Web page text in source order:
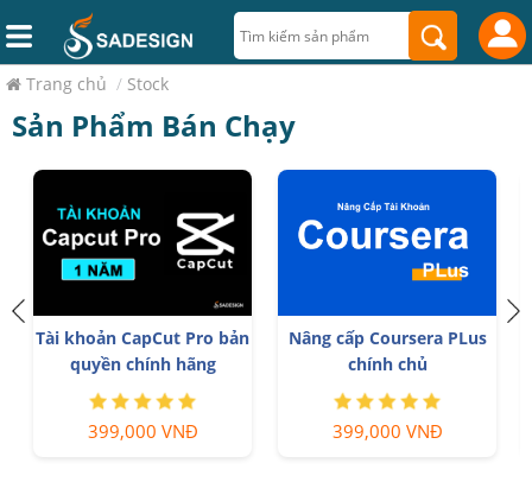
Trang chủ / Stock
Sản Phẩm Bán Chạy
Nâng Cấp Tài khoản
Freepik Premium
599,900 VNĐ
Tài Khoản ChatGPT Plus
(GPT-4)
199,000 VNĐ